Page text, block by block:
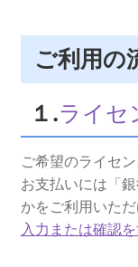
ご利用の
１.ライセ
ご希望のライセ
お支払いには「
かをご利用いた
入力または確認